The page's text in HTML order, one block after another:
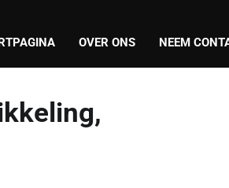
OVER ONS NEEM